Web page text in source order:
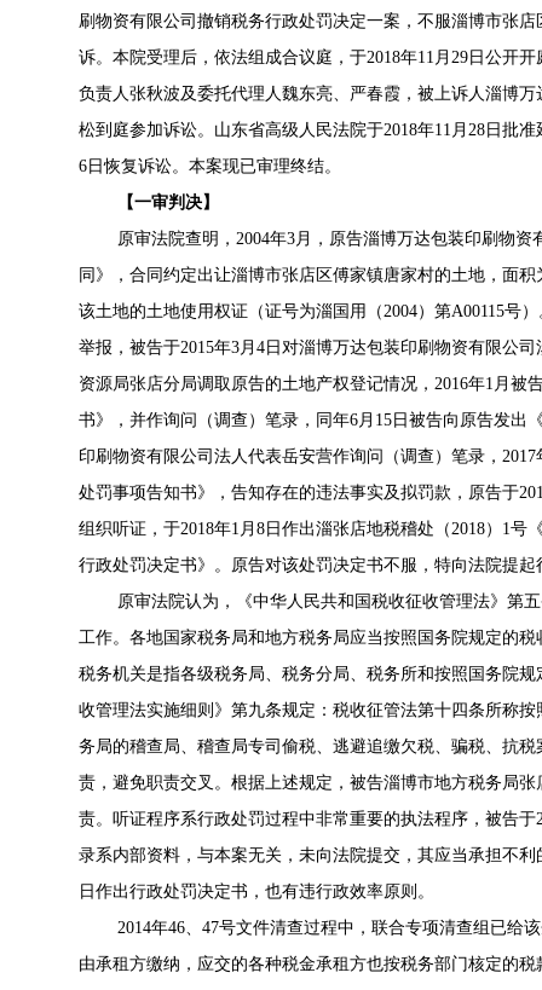
刷物资有限公司撤销税务行政处罚决定一案，不服淄博市张
诉。本院受理后，依法组成合议庭，于2018年11月29日公开
负责人张秋波及委托代理人魏东亮、严春霞，被上诉人淄博
松到庭参加诉讼。山东省高级人民法院于2018年11月28日批
6日恢复诉讼。本案现已审理终结。
【一审判决】
原审法院查明，2004年3月，原告淄博万达包装印刷物
同》，合同约定出让淄博市张店区傅家镇唐家村的土地，面
该土地的土地使用权证（证号为淄国用（2004）第A00115号
举报，被告于2015年3月4日对淄博万达包装印刷物资有限公
资源局张店分局调取原告的土地产权登记情况，2016年1月
书》，并作询问（调查）笔录，同年6月15日被告向原告发出
印刷物资有限公司法人代表岳安营作询问（调查）笔录，
处罚事项告知书》，告知存在的违法事实及拟罚款，原告于
组织听证，于2018年1月8日作出淄张店地税稽处（2018）1
行政处罚决定书》。原告对该处罚决定书不服，特向法院提起
原审法院认为，《中华人民共和国税收征收管理法》第
工作。各地国家税务局和地方税务局应当按照国务院规定的
税务机关是指各级税务局、税务分局、税务所和按照国务院
收管理法实施细则》第九条规定：税收征管法第十四条所称
务局的稽查局、稽查局专司偷税、逃避追缴欠税、骗税、抗
责，避免职责交叉。根据上述规定，被告淄博市地方税务局
责。听证程序系行政处罚过程中非常重要的执法程序，被告
录系内部资料，与本案无关，未向法院提交，其应当承担不
日作出行政处罚决定书，也有违行政效率原则。
2014年46、47号文件清查过程中，联合专项清查组已给
由承租方缴纳，应交的各种税金承租方也按税务部门核定的